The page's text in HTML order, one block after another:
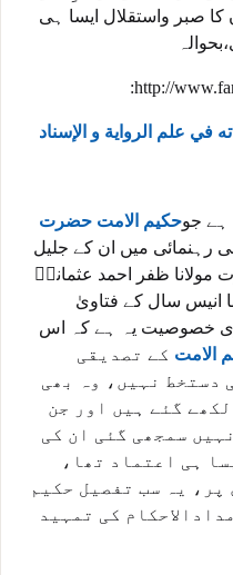
صبر واستقلال ایسا ہی
:http://
في علم الرواية و الإسناد
ہے جوحکیم الامت حضرت
میں ان کے جلیل
مولانا ظفر احمد عثمانیؒ
انیس سال کے فتاویٰ
خصوصیت یہ ہے کہ اس
الامت کے تصدیقی
دستخط نہیں، وہ بھی
گئے ہیں اور جن
سمجھی گئی ان کی
ہی اعتماد تھا،
یہ سب تفصیل حکیم
کی تمہید